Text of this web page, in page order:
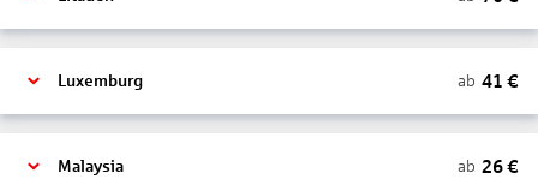
Luxemburg ab 41 €
Malaysia ab 26€